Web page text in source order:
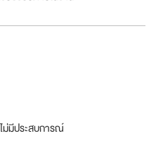
มีประสบการณ์